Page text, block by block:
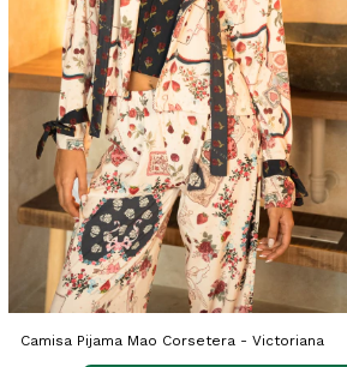
Camisa Pijama Mao Corsetera - Victoriana